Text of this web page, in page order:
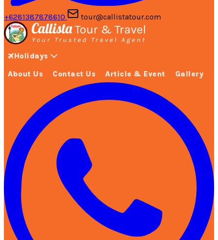
+6281387878610 tour@callistatour.com
Holidays
About Us Contact Us Article & Event Gallery